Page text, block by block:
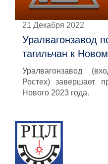
21 Декабря 2022
Уралвагонзавод
тагильчан к
Уралвагонзавод
Ростех) завершает
Нового 2023 года.